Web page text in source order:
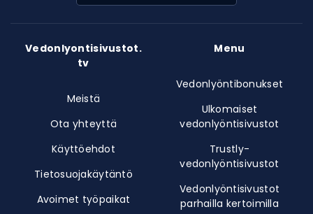
Vedonlyontisivustot.
tv
Meistä
Ota yhteyttä
Käyttöehdot
Tietosuojakäytäntö
Avoimet työpaikat
Menu
Vedonlyöntibonukset
Ulkomaiset
vedonlyöntisivustot
Trustly-
vedonlyöntisivustot
Vedonlyöntisivustot
parhailla kertoimilla